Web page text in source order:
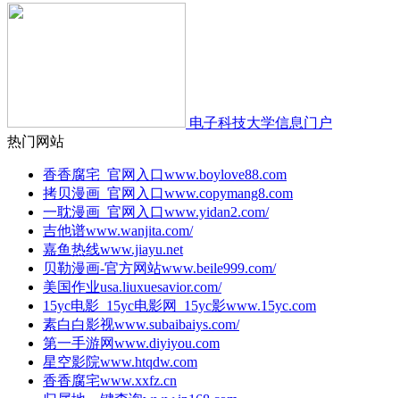
电子科技大学信息门户
热门网站
香香腐宅_官网入口www.boylove88.com
拷贝漫画_官网入口www.copymang8.com
一耽漫画_官网入口www.yidan2.com/
吉他谱www.wanjita.com/
嘉鱼热线www.jiayu.net
贝勒漫画-官方网站www.beile999.com/
美国作业usa.liuxuesavior.com/
15yc电影_15yc电影网_15yc影www.15yc.com
素白白影视www.subaibaiys.com/
第一手游网www.diyiyou.com
星空影院www.htqdw.com
香香腐宅www.xxfz.cn